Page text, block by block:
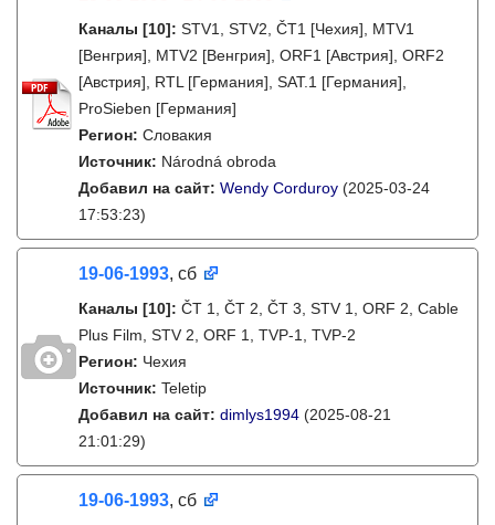
Каналы [10]: STV1, STV2, ČT1 [Чехия], MTV1
[Венгрия], MTV2 [Венгрия], ORF1 [Австрия], ORF2
[Австрия], RTL [Германия], SAT.1 [Германия],
ProSieben [Германия]
Регион: Словакия
Источник: Národná obroda
Добавил на сайт: Wendy Corduroy (2025-03-24
17:53:23)
19-06-1993, сб
Каналы [10]: ČT 1, ČT 2, ČT 3, STV 1, ORF 2, Cable
Plus Film, STV 2, ORF 1, TVP-1, TVP-2
Регион: Чехия
Источник: Teletip
Добавил на сайт: dimlys1994 (2025-08-21
21:01:29)
19-06-1993, сб